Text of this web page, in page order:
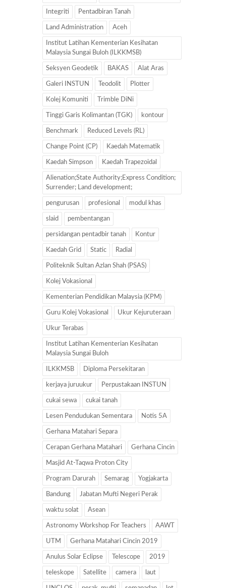
Integriti Pentadbiran Tanah
Land Administration Aceh
Institut Latihan Kementerian Kesihatan
Malaysia Sungai Buloh (ILKKMSB)
Seksyen Geodetik BAKAS Alat Aras
Galeri INSTUN Teodolit Plotter
Kolej Komuniti Trimble DiNi
Tinggi Garis Kolimantan (TGK) kontour
Benchmark Reduced Levels (RL)
Change Point (CP) Kaedah Matematik
Kaedah Simpson Kaedah Trapezoidal
Alienation;State Authority;Express Condition;
Surrender; Land development;
pengurusan profesional modul khas
slaid pembentangan
persidangan pentadbir tanah Kontur
Kaedah Grid Static Radial
Politeknik Sultan Azlan Shah (PSAS)
Kolej Vokasional
Kementerian Pendidikan Malaysia (KPM)
Guru Kolej Vokasional Ukur Kejuruteraan
Ukur Terabas
Institut Latihan Kementerian Kesihatan
Malaysia Sungai Buloh
ILKKMSB Diploma Persekitaran
kerjaya juruukur Perpustakaan INSTUN
cukai sewa cukai tanah
Lesen Pendudukan Sementara Notis 5A
Gerhana Matahari Separa
Cerapan Gerhana Matahari Gerhana Cincin
Masjid At-Taqwa Proton City
Program Darurah Semarag Yogjakarta
Bandung Jabatan Mufti Negeri Perak
waktu solat Asean
Astronomy Workshop For Teachers AAWT
UTM Gerhana Matahari Cincin 2019
Anulus Solar Eclipse Telescope 2019
teleskope Satellite camera laut